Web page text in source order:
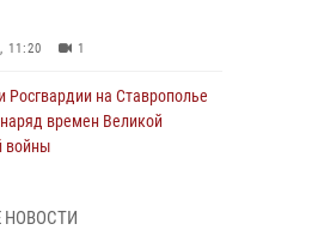
11:20 1
Росгвардии на Ставрополье
времен Великой
войны
увековечили
НОВОСТИ